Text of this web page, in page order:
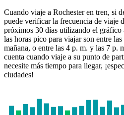
Cuando viaje a Rochester en tren, si
puede verificar la frecuencia de viaje
próximos 30 días utilizando el
las horas pico para viajar son entre
mañana, o entre las 4 p. m. y las 7 p.
cuenta cuando viaje a su punto de
necesite más tiempo para llegar,
ciudades!